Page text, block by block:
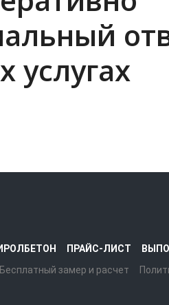
услугах
ПРАЙС-ЛИСТ
Бесплатный замер и расчет